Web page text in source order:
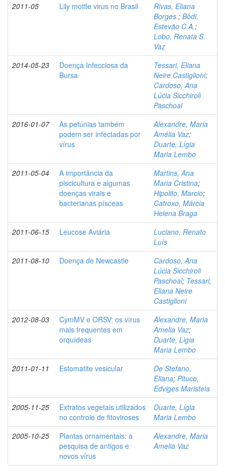
2011-05 Lily mottle virus no Brasil
Rivas, Eliana
Borges.; Bôdi,
Estevão C.A.;
Lobo, Renata S.
Vaz
2014-05-23
Doença Infecciosa da
Bursa
Tessari, Eliana
Neire Castiglioni;
Cardoso, Ana
Lúcia Sicchiroli
Paschoal
2016-01-07
As petúnias também
podem ser infectadas por
vírus
Alexandre, Maria
Amélia Vaz;
Duarte, Lígia
Maria Lembo
2011-05-04
A importância da
piscicultura e algumas
doenças virais e
bacterianas písceas
Martins, Ana
Maria Cristina;
Hipolito, Marcio;
Catroxo, Márcia
Helena Braga
2011-06-15
Leucose Aviária
Luciano, Renato
Luís
2011-08-10
Doença de Newcastle
Cardoso, Ana
Lúcia Sicchiroli
Paschoal; Tessari,
Eliana Neire
Castiglioni
2012-08-03
CymMV e ORSV: os vírus
mais frequentes em
orquídeas
Alexandre, Maria
Amelia Vaz;
Duarte, Ligia
Maria Lembo
2011-01-11
Estomatite vesicular
De Stefano,
Eliana; Pituco,
Edviges Maristela
2005-11-25
Extratos vegetais utilizados
no controle de fitoviroses
Duarte, Lígia
Maria Lembo
2005-10-25
Plantas ornamentais: a
pesquisa de antigos e
novos vírus
Alexandre, Maria
Amelia Vaz